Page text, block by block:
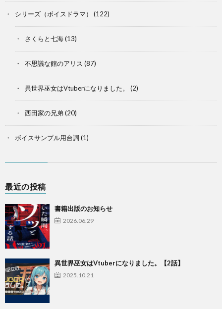
シリーズ（ボイスドラマ） (122)
さくらと七海(13)
不思議な館のアリス (87)
異世界巫女はVtuberになりました。 (2)
西田家の兄弟(20)
ボイスサンプル用台詞 (1)
最近の投稿
書籍出版のお知らせ
2026.06.29
異世界巫女はVtuberになりました。【2話】
2025.10.21